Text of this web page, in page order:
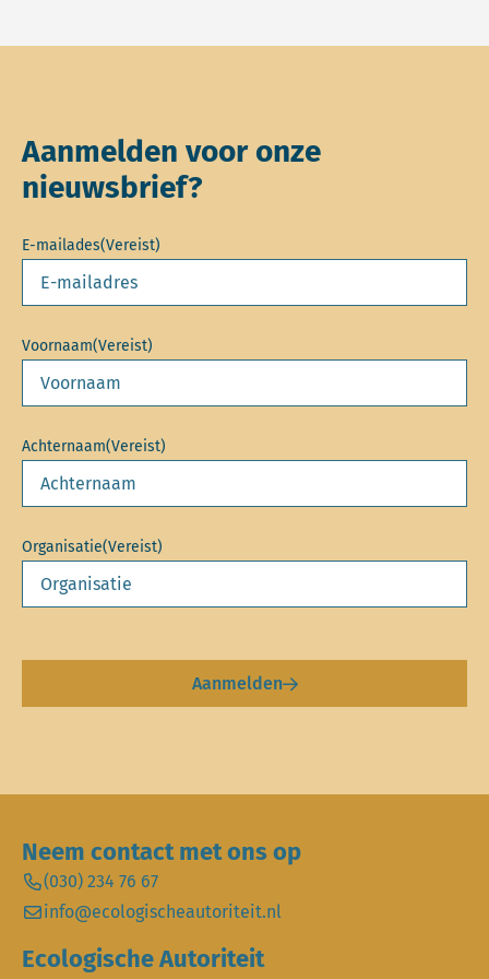
Aanmelden voor onze
nieuwsbrief?
E-mailades(Vereist)
Voornaam(Vereist)
Achternaam(Vereist)
Organisatie(Vereist)
Aanmelden
Neem contact met ons op
(030) 234 76 67
info@ecologischeautoriteit.nl
Ecologische Autoriteit